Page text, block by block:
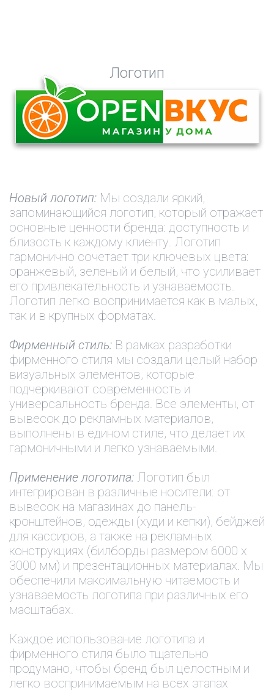
Логотип
Новый логотип: Мы создали яркий,
запоминающийся логотип, который отражает
основные ценности бренда: доступность и
близость к каждому клиенту. Логотип
гармонично сочетает три ключевых цвета:
оранжевый, зеленый и белый, что усиливает
его привлекательность и узнаваемость.
Логотип легко воспринимается как в малых,
так и в крупных форматах.
Фирменный стиль: В рамках разработки
фирменного стиля мы создали целый набор
визуальных элементов, которые
подчеркивают современность и
универсальность бренда. Все элементы, от
вывесок до рекламных материалов,
выполнены в едином стиле, что делает их
гармоничными и легко узнаваемыми.
Применение логотипа: Логотип был
интегрирован в различные носители: от
вывесок на магазинах до панель-
кронштейнов, одежды (худи и кепки), бейджей
для кассиров, а также на рекламных
конструкциях (билборды размером 6000 х
3000 мм) и презентационных материалах. Мы
обеспечили максимальную читаемость и
узнаваемость логотипа при различных его
масштабах.
Каждое использование логотипа и
фирменного стиля было тщательно
продумано, чтобы бренд был целостным и
легко воспринимаемым на всех этапах